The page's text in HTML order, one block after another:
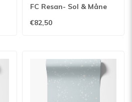
FC Resan- Sol & Måne
Beige - 29031
€82,50